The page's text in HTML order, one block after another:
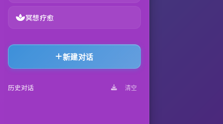
冥想疗愈
新建对话
历史对话 清空